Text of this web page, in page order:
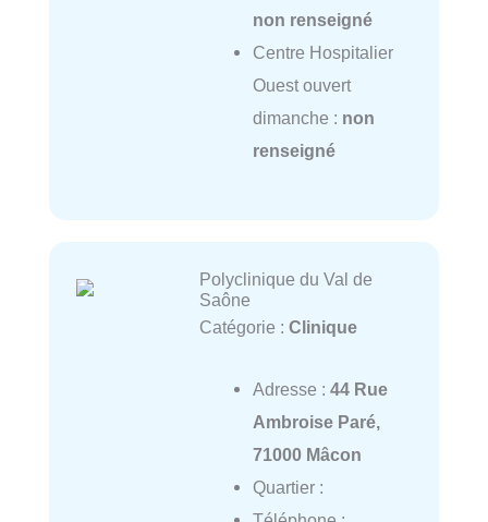
non renseigné
Centre Hospitalier
Ouest ouvert
dimanche : non
renseigné
Polyclinique du Val de
Saône
Catégorie : Clinique
Adresse : 44 Rue
Ambroise Paré,
71000 Mâcon
Quartier :